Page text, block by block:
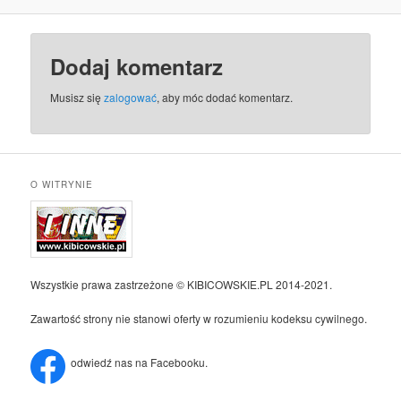
Dodaj komentarz
Musisz sięzalogować, aby móc dodać komentarz.
O WITRYNIE
Wszystkie prawa zastrzeżone © KIBICOWSKIE.PL 2014-2021.
Zawartość strony nie stanowi oferty w rozumieniu kodeksu cywilnego.
odwiedź nas na Facebooku.